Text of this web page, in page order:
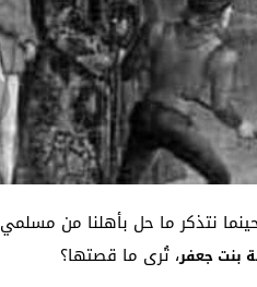
نتذكر ما حل بأهلنا من مسلمي
بنت جعفر، تُرى ما قصتها؟